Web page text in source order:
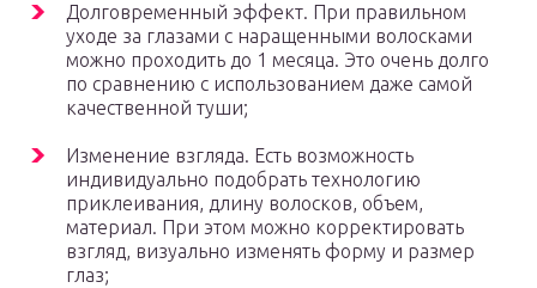
Долговременный эффект. При правильном
уходе за глазами с наращенными волосками
можно проходить до 1 месяца. Это очень долго
по сравнению с использованием даже самой
качественной туши;
Изменение взгляда. Есть возможность
индивидуально подобрать технологию
приклеивания, длину волосков, объем,
материал. При этом можно корректировать
взгляд, визуально изменять форму и размер
глаз;